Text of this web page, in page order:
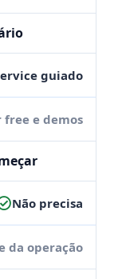
guiado
e demos
Não precisa
da operação